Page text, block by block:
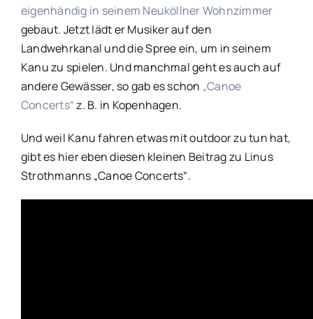
eigenhändig in seinem Neuköllner Wohnzimmer
gebaut. Jetzt lädt er Musiker auf den
Landwehrkanal und die Spree ein, um in seinem
Kanu zu spielen. Und manchmal geht es auch auf
andere Gewässer, so gab es schon „Canoe
Concerts“z. B. in Kopenhagen.
Und weil Kanu fahren etwas mit outdoor zu tun hat,
gibt es hier eben diesen kleinen Beitrag zu Linus
Strothmanns „Canoe Concerts“.